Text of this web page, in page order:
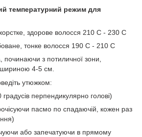
температурний режим для
здорове волосся 210 С - 230 С
тонке волосся 190 С - 210 С
починаючи з потиличної зони,
4-5 см.
утюжком:
перпендикулярно голові)
пасмо по спадаючій, кожен раз
або запечатуючи в прямому